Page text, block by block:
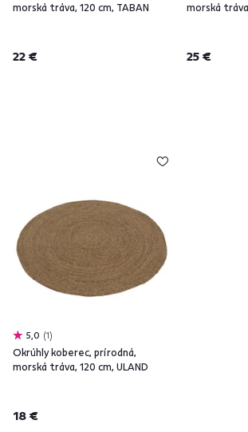
morská tráva, 120 cm, TABAN
22 €
morská
25 €
5,0 1
Okrúhly koberec, prírodná,
morská tráva, 120 cm, ULAND
18 €